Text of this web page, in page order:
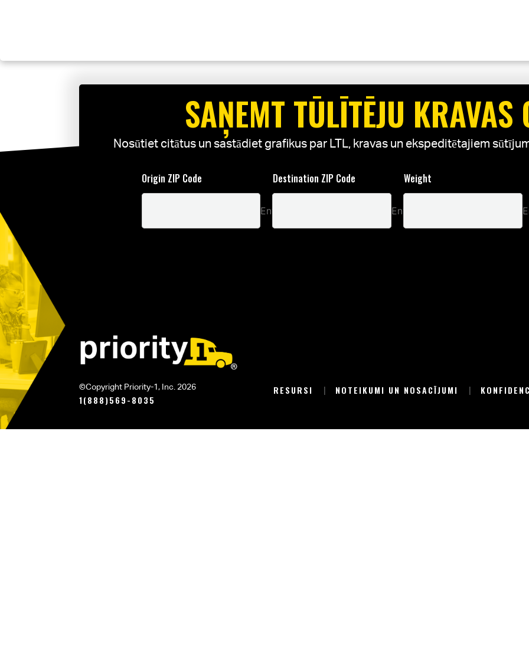
SAŅEMT TŪLĪTĒJU KRAVAS
Nosūtiet citātus un sastādiet grafikus par LTL, kravas un ekspeditētajiem
Origin ZIP Code
Enter ZIP Code
Destination ZIP Code
Enter ZIP Code
Weight
©Copyright Priority-1, Inc. 2026
1(888)569-8035
RESURSI NOTEIKUMI UN NOSACĪJUMI